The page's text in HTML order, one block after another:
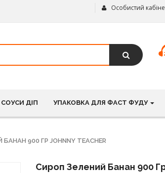
Особистий
СОУСИ ДІП УПАКОВКА ДЛЯ ФАСТ ФУДУ
900 ГР JOHNNY TEACHER
Сироп Зелений Банан 900